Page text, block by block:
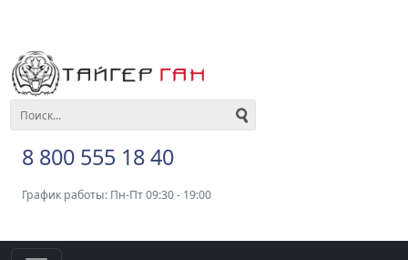
8 800 555 18 40
График работы: Пн-Пт 09:30 - 19:00